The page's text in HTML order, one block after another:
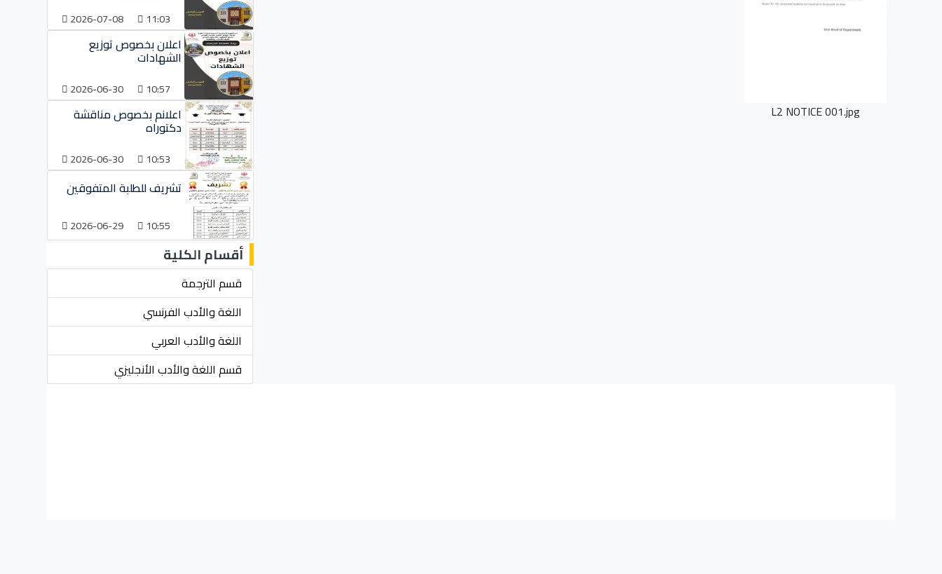
L2 NOTICE 001.jpg
11:03
2026-07-08
اعلان بخصوص توزيع
الشهادات
10:57
2026-06-30
اعلانم بخصوص مناقشة
دكتوراه
10:53
2026-06-30
تشريف للطلبة المتفوقين
10:55
2026-06-29
أقسام الكلية
قسم الترجمة
اللغة والأدب الفرنسي
اللغة والأدب العربي
قسم اللغة والأدب الأنجليزي